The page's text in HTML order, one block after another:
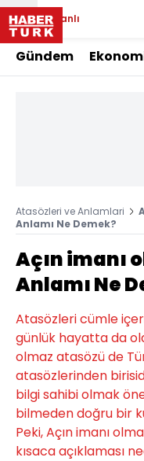
Canlı
Gündem
Atasözleri ve Anlamlari
Anlamı Ne Demek?
Açın imanı
Anlamı Ne
Atasözleri cümle
günlük hayatta da
olmaz atasözü de
atasözlerinden
bilgi sahibi olmak
bilmeden doğru bir
Peki, Açın imanı
kısaca açıklaması